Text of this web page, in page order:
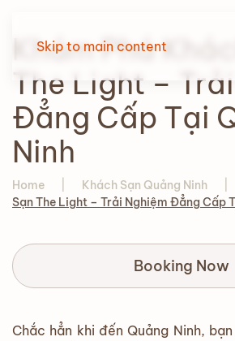
Skip to main content
Khám Phá
The Light –
Đẳng Cấp Tại
Ninh
Home Khách Sạn Quảng Ninh
Sạn The Light – Trải Nghiệm Đẳng Cấp
Booking Now
Chắc hẳn khi đến Quảng Ninh,